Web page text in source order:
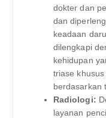
dokter dan
dan
keadaan
dilengkapi
kehidupan
triase
berdasarkan
Radiologi:
layanan